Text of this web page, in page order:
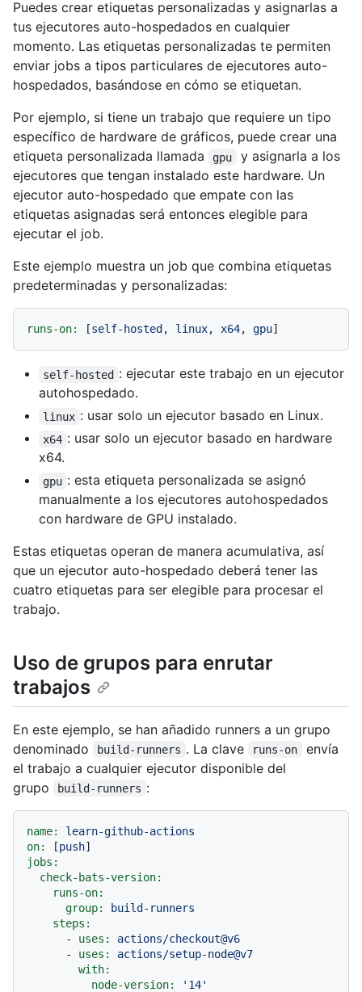
Puedes crear etiquetas personalizadas y asignarlas a
tus ejecutores auto-hospedados en cualquier
momento. Las etiquetas personalizadas te permiten
enviar jobs a tipos particulares de ejecutores auto-
hospedados, basándose en cómo se etiquetan.
Por ejemplo, si tiene un trabajo que requiere un tipo
específico de hardware de gráficos, puede crear una
etiqueta personalizada llamada
gpu
y asignarla a los
ejecutores que tengan instalado este hardware. Un
ejecutor auto-hospedado que empate con las
etiquetas asignadas será entonces elegible para
ejecutar el job.
Este ejemplo muestra un job que combina etiquetas
predeterminadas y personalizadas:
runs-on: [self-hosted , linux, x64, gpu
self-hosted : ejecutar este trabajo en un ejecutor
autohospedado.
linux : usar solo un ejecutor basado en Linux.
x64 : usar solo un ejecutor basado en hardware
x64.
gpu : esta etiqueta personalizada se asignó
manualmente a los ejecutores autohospedados
con hardware de GPU instalado.
Estas etiquetas operan de manera acumulativa, así
que un ejecutor auto-hospedado deberá tener las
cuatro etiquetas para ser elegible para procesar el
trabajo.
Uso de grupos para enrutar
trabajos
En este ejemplo, se han añadido runners a un grupo
denominado
build-runners . La clave runs-on
envía
el trabajo a cualquier ejecutor disponible del
grupo
build-runners :
name:
learn-github-actions
on:
[push
jobs:
check-bats-version:
runs-on:
group:
build-runners
steps:
-
uses:
actions/checkout@v6
-
uses:
actions/setup-node@v7
with:
node-version:
'14'